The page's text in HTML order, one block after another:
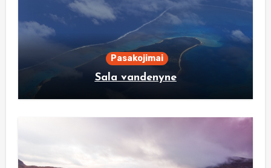
Pasakojimai
Sala vandenyne